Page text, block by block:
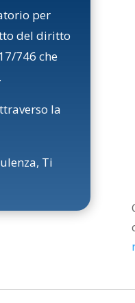
per
del diritto
746 che
la
Ti